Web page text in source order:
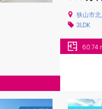
狭山市
3LDK
60.74